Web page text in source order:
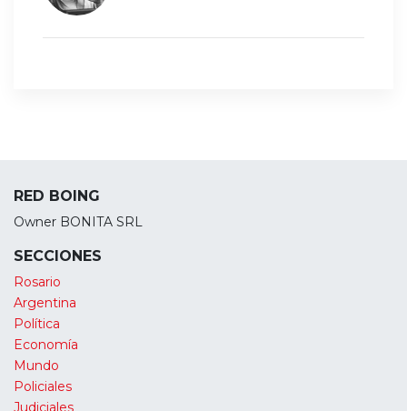
RED BOING
Owner BONITA SRL
SECCIONES
Rosario
Argentina
Política
Economía
Mundo
Policiales
Judiciales